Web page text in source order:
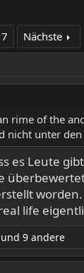
Nächste
rime of the
nicht unter
es Leute
life
und 9 andere